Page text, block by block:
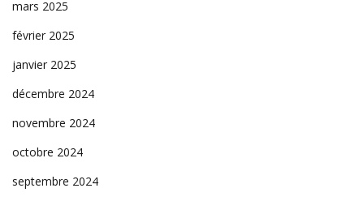
mars 2025
février 2025
janvier 2025
décembre 2024
novembre 2024
octobre 2024
septembre 2024